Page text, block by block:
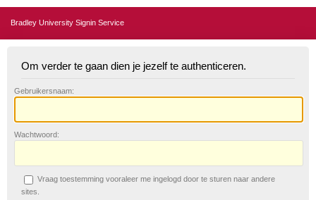
Bradley University Signin Service
Om verder te gaan dien je jezelf te authenticeren.
Gebruikersnaam:
Wachtwoord:
Vraag toestemming vooraleer me ingelogd door te sturen naar andere
sites.